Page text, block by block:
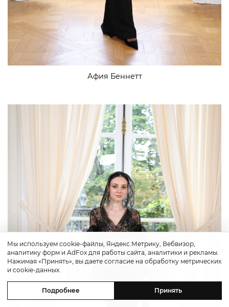
Афия Беннетт
Мы используем cookie-файлы, Яндекс.Метрику, Вебвизор,
аналитику форм и AdFox для работы сайта, аналитики и рекламы.
Нажимая «Принять», вы даете согласие на обработку метрических
и cookie-данных.
Подробнее Принять